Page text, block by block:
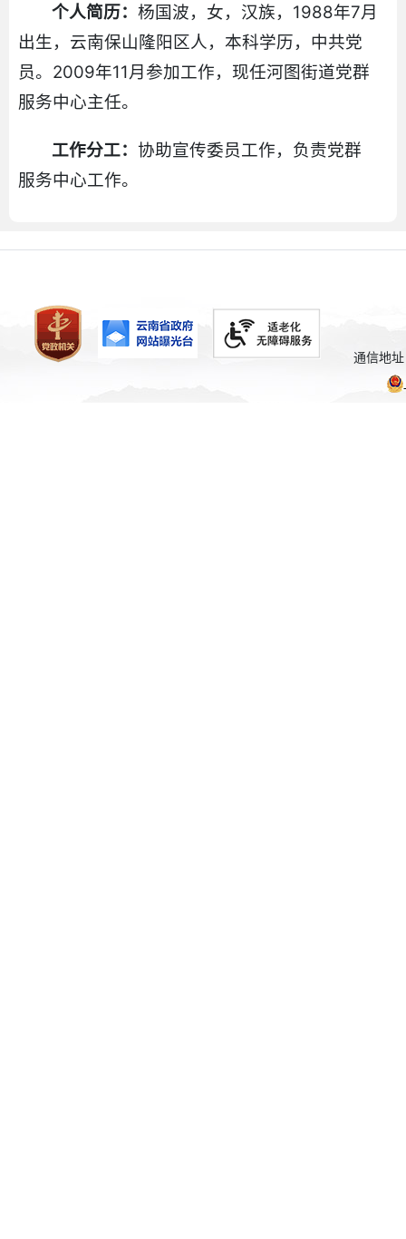
个人简历：杨国波，女，汉族，1988年7月
出生，云南保山隆阳区人，本科学历，中共党
员。2009年11月参加工作，现任河图街道党群
服务中心主任。
工作分工：协助宣传委员工作，负责党群
服务中心工作。
通信地